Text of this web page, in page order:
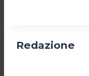
Redazione